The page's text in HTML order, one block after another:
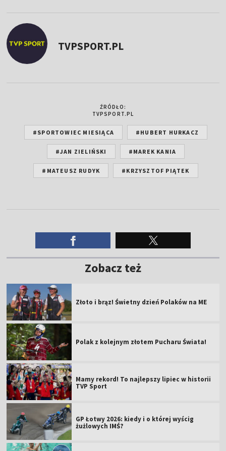
TVPSPORT.PL
ŹRÓDŁO:
TVPSPORT.PL
#SPORTOWIEC MIESIĄCA #HUBERT HURKACZ
#JAN ZIELIŃSKI #MAREK KANIA
#MATEUSZ RUDYK #KRZYSZTOF PIĄTEK
Zobacz też
Złoto i brąz! Świetny dzień Polaków na ME
Polak z kolejnym złotem Pucharu Świata!
Mamy rekord! To najlepszy lipiec w historii
TVP Sport
GP Łotwy 2026: kiedy i o której wyścig
żużlowych IMŚ?